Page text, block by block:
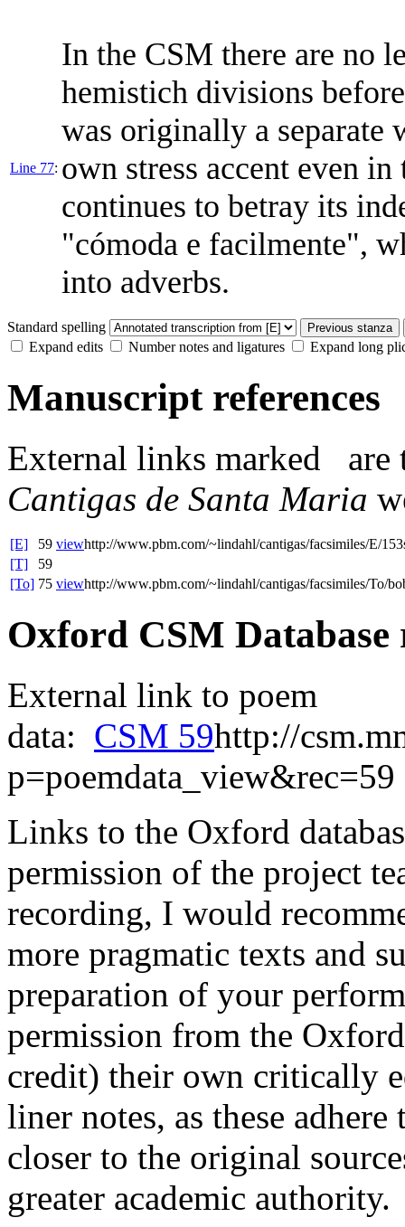
Line 77:
In the CSM there are no
hemistich divisions
was originally a separate
own stress accent even
continues to betray its
"cómoda e facilmente",
into adverbs.
Standard spelling Previous stanza
Expand edits Number notes and ligatures Expand long
Manuscript references
External links marked
are
Cantigas de Santa Maria
[E] 59 viewhttp://www.pbm.com/~lindahl/cantigas/facsimiles/E/
[T]
59
[To] 75 viewhttp://www.pbm.com/~lindahl/cantigas/facsimiles/To/
Oxford CSM Database
External link to poem
data: CSM 59http://
p=poemdata_view&rec=59
Links to the Oxford
permission of the project
recording, I would
more pragmatic texts and
preparation of your
permission from the
credit) their own critically
liner notes, as these
closer to the original
greater academic authority.